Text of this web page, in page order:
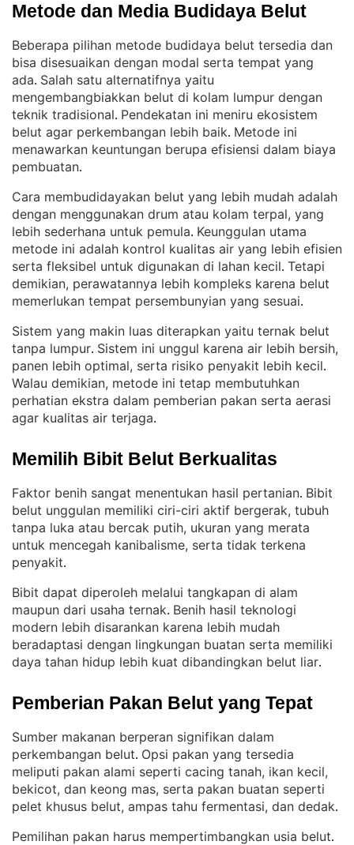
Metode dan Media Budidaya Belut
Beberapa pilihan metode budidaya belut tersedia dan
bisa disesuaikan dengan modal serta tempat yang
ada. Salah satu alternatifnya yaitu
mengembangbiakkan belut di kolam lumpur dengan
teknik tradisional. Pendekatan ini meniru ekosistem
belut agar perkembangan lebih baik. Metode ini
menawarkan keuntungan berupa efisiensi dalam biaya
pembuatan.
Cara membudidayakan belut yang lebih mudah adalah
dengan menggunakan drum atau kolam terpal, yang
lebih sederhana untuk pemula. Keunggulan utama
metode ini adalah kontrol kualitas air yang lebih efisien
serta fleksibel untuk digunakan di lahan kecil. Tetapi
demikian, perawatannya lebih kompleks karena belut
memerlukan tempat persembunyian yang sesuai.
Sistem yang makin luas diterapkan yaitu ternak belut
tanpa lumpur. Sistem ini unggul karena air lebih bersih,
panen lebih optimal, serta risiko penyakit lebih kecil
Walau demikian, metode ini tetap membutuhkan
perhatian ekstra dalam pemberian pakan serta aerasi
agar kualitas air terjaga.
Memilih Bibit Belut Berkualitas
Faktor benih sangat menentukan hasil pertanian. Bibit
belut unggulan memiliki ciri-ciri aktif bergerak, tubuh
tanpa luka atau bercak putih, ukuran yang merata
untuk mencegah kanibalisme, serta tidak terkena
penyakit.
Bibit dapat diperoleh melalui tangkapan di alam
maupun dari usaha ternak. Benih hasil teknologi
modern lebih disarankan karena lebih mudah
beradaptasi dengan lingkungan buatan serta memiliki
daya tahan hidup lebih kuat dibandingkan belut liar.
Pemberian Pakan Belut yang Tepat
Sumber makanan berperan signifikan dalam
perkembangan belut. Opsi pakan yang tersedia
meliputi pakan alami seperti cacing tanah, ikan kecil,
bekicot, dan keong mas, serta pakan buatan seperti
pelet khusus belut, ampas tahu fermentasi, dan dedak.
Pemilihan pakan harus mempertimbangkan usia belut